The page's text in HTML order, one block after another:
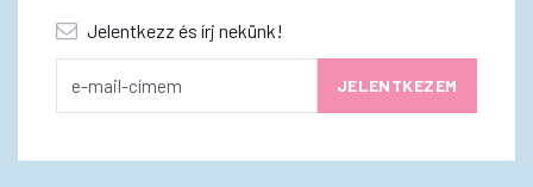
Jelentkezz és írj nekünk!